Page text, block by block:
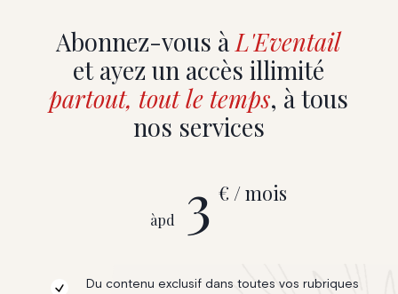
Abonnez-vous àL'Eventail
et ayez un accès illimité
partout, tout le temps, à tous
nos services
àpd 3 € / mois
Du contenu exclusif dans toutes vos rubriques